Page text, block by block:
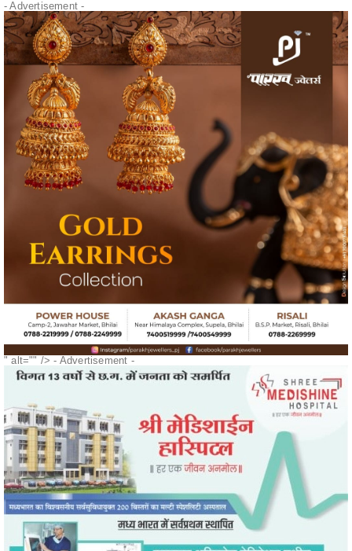
- Advertisement -
" alt="" />- Advertisement -